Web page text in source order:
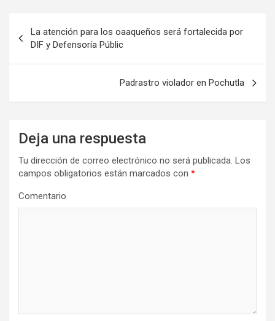
de
entradas
La atención para los oaaqueños será fortalecida por
DIF y Defensoría Públic
Padrastro violador en Pochutla
Deja una respuesta
Tu dirección de correo electrónico no será publicada. Los
campos obligatorios están marcados con *
Comentario